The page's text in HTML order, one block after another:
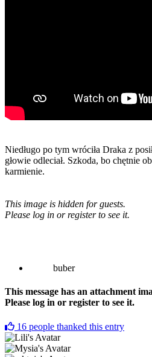
Niedługo po tym wróciła Draka z
głowie odleciał. Szkoda, bo chętnie
karmienie.
This image is hidden for guests.
Please log in or register to see it.
buber
This message has an attachment
Please log in or register to see it.
16 people thanked this entry